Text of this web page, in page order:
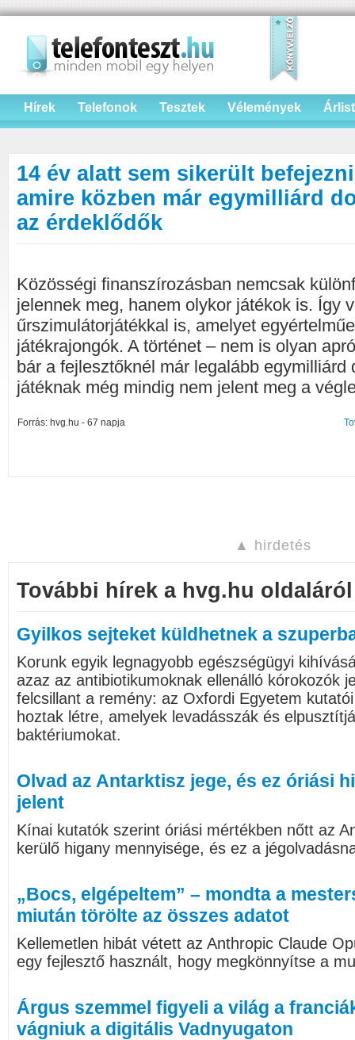
Hírek Telefonok Tesztek Vélemények
14 év alatt sem sikerült
amire közben már egymilliárd
az érdeklődők
Közösségi finanszírozásban nemcsak
jelennek meg, hanem olykor játékok is. Így
űrszimulátorjátékkal is, amelyet
játékrajongók. A történet – nem is olyan
bár a fejlesztőknél már legalább egymilliárd
játéknak még mindig nem jelent meg a
Forrás: hvg.hu - 67 napja
▲ hirdetés
További hírek a hvg.hu oldaláról
Gyilkos sejteket küldhetnek a
Korunk egyik legnagyobb egészségügyi
azaz az antibiotikumoknak ellenálló kórokozók
felcsillant a remény: az Oxfordi Egyetem
hoztak létre, amelyek levadásszák és
baktériumokat.
Olvad az Antarktisz jege, és ez óriási
jelent
Kínai kutatók szerint óriási mértékben nőtt az
kerülő higany mennyisége, és ez a
„Bocs, elgépeltem” – mondta a
miután törölte az összes adatot
Kellemetlen hibát vétett az Anthropic Claude
egy fejlesztő használt, hogy megkönnyítse a
Árgus szemmel figyeli a világ a
vágniuk a digitális Vadnyugaton